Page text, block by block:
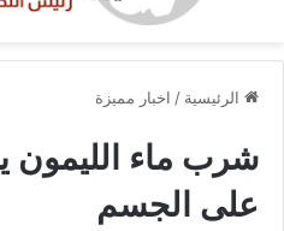
الرئيسية / اخبار مميزة
شرب ماء الليمون
على الجسم